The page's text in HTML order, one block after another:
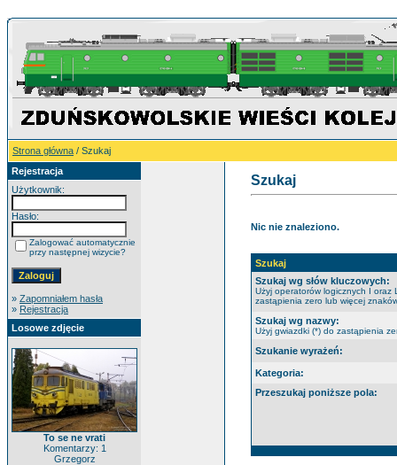
Strona główna / Szukaj
Rejestracja
Użytkownik:
Hasło:
Zalogować automatycznie
przy następnej wizycie?
» Zapomniałem hasła
» Rejestracja
Losowe zdjęcie
To se ne vrati
Komentarzy: 1
Grzegorz
Szukaj
Nic nie znaleziono.
Szukaj
Szukaj wg słów kluczowych:
Użyj operatorów logicznych I oraz
zastąpienia zero lub więcej
Szukaj wg nazwy:
Użyj gwiazdki (*) do zastąpienia
Szukanie wyrażeń:
Kategoria:
Przeszukaj poniższe pola: